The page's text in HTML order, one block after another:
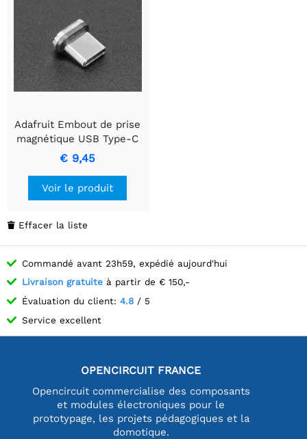
Adafruit Embout de prise
magnétique USB Type-C
€ 9,45
Voir le produit
 Effacer la liste
Commandé avant 23h59, expédié aujourd'hui
Livraison gratuite à partir de € 150,-
Évaluation du client: 4.8 / 5
Service excellent
OPENCIRCUIT FRANCE
Opencircuit commercialise des composants
et modules électroniques pour le
prototypage, les projets pédagogiques et la
domotique.